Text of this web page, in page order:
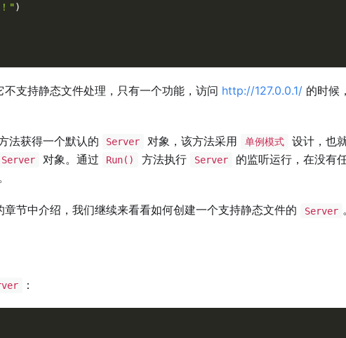
")
支持静态文件处理，只有一个功能，访问 http://127.0.0.1/ 的时候
法获得一个默认的 Server 对象，该方法采用 单例模式
设计，也
Server 对象。通过 Run() 方法执行 Server
的监听运行，在没有
节中介绍，我们继续来看看如何创建一个支持静态文件的 Server
：